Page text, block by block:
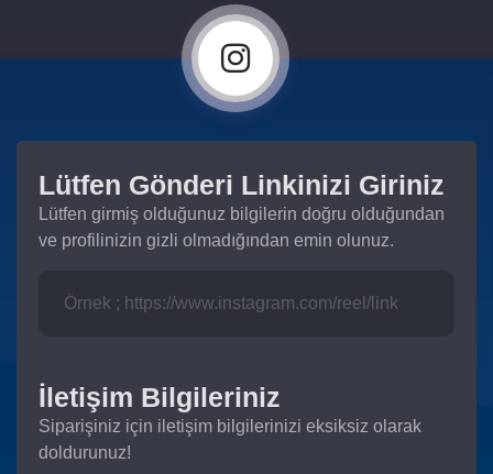
Lütfen Gönderi Linkinizi Giriniz
Lütfen girmiş olduğunuz bilgilerin doğru olduğundan
ve profilinizin gizli olmadığından emin olunuz.
İletişim Bilgileriniz
Siparişiniz için iletişim bilgilerinizi eksiksiz olarak
doldurunuz!